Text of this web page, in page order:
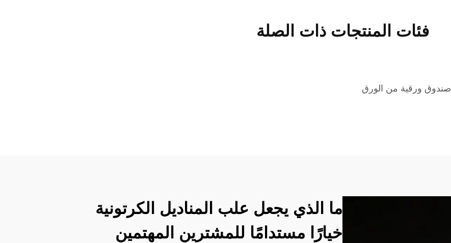
فئات المنتجات ذات الصلة
صندوق ورقية من الورق
ما الذي يجعل علب المناديل الكرتونية
خيارًا مستدامًا للمشترين المهتمين